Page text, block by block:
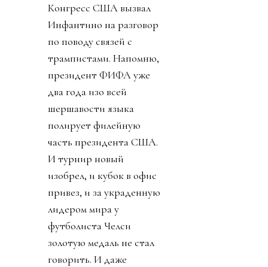
Конгресс США вызвал
Инфантино на разговор
по поводу связей с
трампистами. Напомню,
президент ФИФА уже
два года изо всей
шершавости языка
полирует филейную
часть президента США.
И турнир новый
изобрел, и кубок в офис
привез, и за украденную
лидером мира у
футболиста Челси
золотую медаль не стал
говорить. И даже